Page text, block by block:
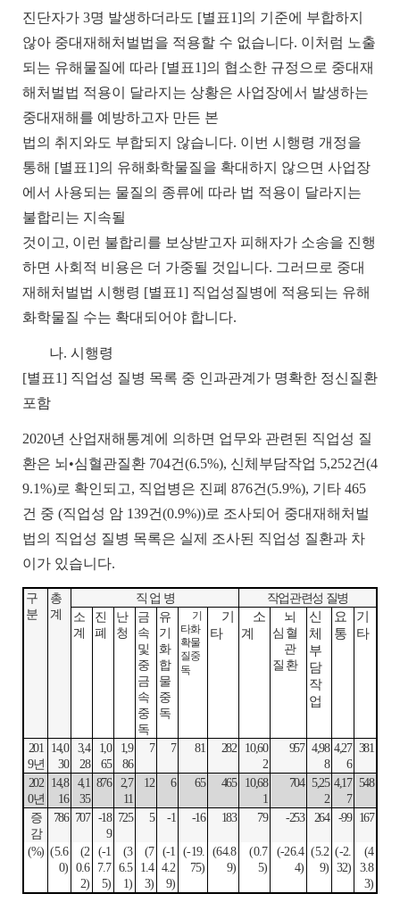
진단자가 3명 발생하더라도 [별표1]의 기준에 부합하지
않아 중대재해처벌법을 적용할 수 없습니다. 이처럼 노출
되는 유해물질에 따라 [별표1]의 협소한 규정으로 중대재
해처벌법 적용이 달라지는 상황은 사업장에서 발생하는
중대재해를 예방하고자 만든 본
법의 취지와도 부합되지 않습니다. 이번 시행령 개정을
통해 [별표1]의 유해화학물질을 확대하지 않으면 사업장
에서 사용되는 물질의 종류에 따라 법 적용이 달라지는
불합리는 지속될
것이고, 이런 불합리를 보상받고자 피해자가 소송을 진행
하면 사회적 비용은 더 가중될 것입니다. 그러므로 중대
재해처벌법 시행령 [별표1] 직업성질병에 적용되는 유해
화학물질 수는 확대되어야 합니다.
나. 시행령
[별표1] 직업성 질병 목록 중 인과관계가 명확한 정신질환
포함
2020년 산업재해통계에 의하면 업무와 관련된 직업성 질
환은 뇌 •심혈관질환 704건(6.5%), 신체부담작업 5,252건(4
9.1%)로 확인되고, 직업병은 진폐 876건(5.9%), 기타 465
건 중 (직업성 암 139건(0.9%))로 조사되어 중대재해처벌
법의 직업성 질병 목록은 실제 조사된 직업성 질환과 차
이가 있습니다.
구
분
총
계
직 업 병 작업관련성 질병
소
계
진
폐
난
청
금
속
및
중
금
속
중
독
유
기
화
합
물
중
독
기
타화
확물
질중
독
기
타
소
계
뇌
심혈
관
질환
신
체
부
담
작
업
요
통
기
타
201
9년
14,0
30
3,4
28
1,0
65
1,9
86
7 7 81 282
10,60
2
957 4,98
8
4,27
6
381
202
0년
14,8
16
4,1
35
876
2,7
11
12 6 65 465
10,68
1
704 5,25
2
4,17
7
548
증
감
786 707 -18
9
725 5 -1 -16 183 79 -253 264 -99 167
(%) (5.6
0)
(2
0.6
2)
(-1
7.7
5)
(3
6.5
1)
(7
1.4
3)
(-1
4.2
9)
(-19.
75)
(64.8
9)
(0.7
5)
(-26.4
4)
(5.2
9)
(-2.
32)
(4
3.8
3)